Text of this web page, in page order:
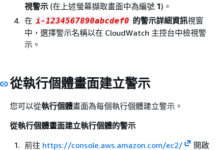
視警示 (在上述螢幕擷取畫面中為編號 1)。
在 i-1234567890abcdef0 的警示詳細資訊視窗
中，選擇警示名稱以在 CloudWatch 主控台中檢視警
示。
從執行個體畫面建立警示
您可以從執行個體畫面為每個執行個體建立警示。
從執行個體畫面建立執行個體的警示
前往 https://console.aws.amazon.com/ec2/
開啟